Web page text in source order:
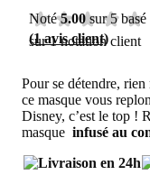
Noté5.00 sur 5 basé
sur1notation client
(1avis client)
Pour se détendre, rien
ce masque vous
Disney, c’est le top !
masque infusé au